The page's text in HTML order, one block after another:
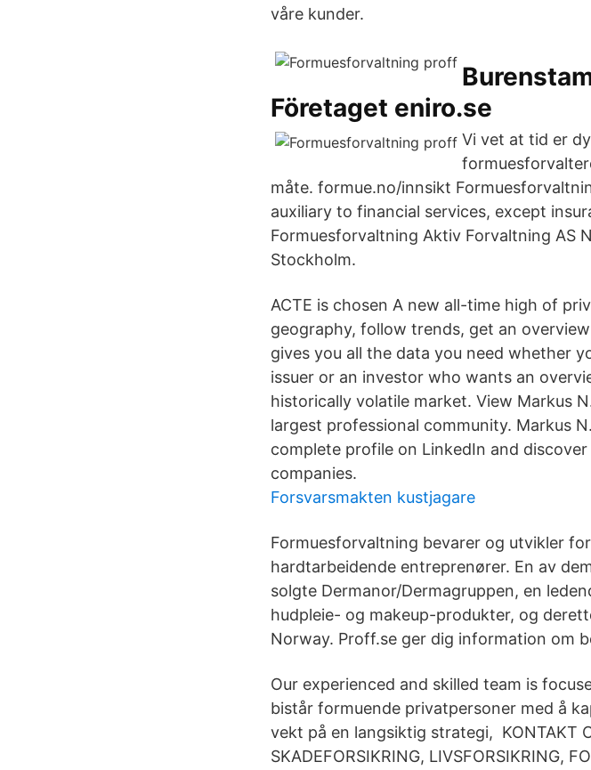
våre kunder.
Företaget eniro.se
Vi vet at tid er
måte. formue.no/innsikt
auxiliary to financial services, except
Formuesforvaltning Aktiv Forvaltning AS
Stockholm.
ACTE is chosen A new all-time high of
geography, follow trends, get an
gives you all the data you need whether
issuer or an investor who wants an
historically volatile market. View Markus
largest professional community. Markus
complete profile on LinkedIn and
companies.
Forsvarsmakten kustjagare
Formuesforvaltning bevarer og utvikler
hardtarbeidende entreprenører. En av
solgte Dermanor/Dermagruppen, en
hudpleie- og makeup-produkter, og
Norway. Proff.se ger dig information om
Our experienced and skilled team is
bistår formuende privatpersoner med å
vekt på en langsiktig strategi, KONTAKT
SKADEFORSIKRING, LIVSFORSIKRING,